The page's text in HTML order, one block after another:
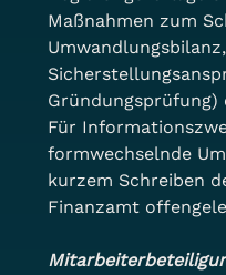
Maßnahmen zum
Umwandlungsbilanz,
Für
formwechselnde
kurzem Schreiben
Finanzamt